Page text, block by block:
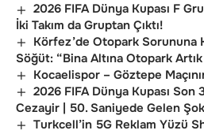
2026 FIFA Dünya Kupası F
İki Takım da Gruptan Çıktı!
Körfez’de Otopark Sorununa
Söğüt: “Bina Altına Otopark
Kocaelispor – Göztepe
2026 FIFA Dünya Kupası
Cezayir | 50. Saniyede Gelen
Turkcell’in 5G Reklam Yüzü